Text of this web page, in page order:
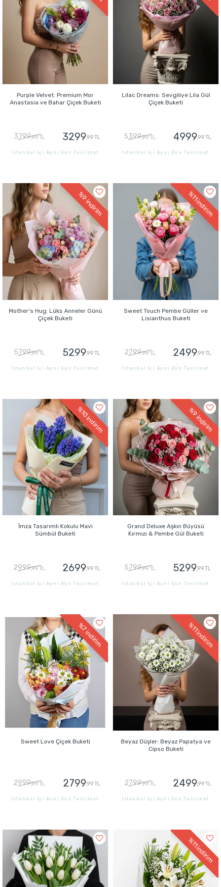
Purple Velvet: Premium Mor
Anastasia ve Bahar Çiçek Buketi
3799,99 TL 3299,99 TL
İstanbul İçi Aynı Gün Teslimat
Lilac Dreams: Sevgiliye Lila Gül
Çiçek Buketi
5399,99 TL 4999,99 TL
İstanbul İçi Aynı Gün Teslimat
%9
indirim
Mother's Hug: Lüks Anneler Günü
Çiçek Buketi
5799,99 TL 5299,99 TL
İstanbul İçi Aynı Gün Teslimat
%11
indirim
Sweet Touch Pembe Güller ve
Lisianthus Buketi
2799,99 TL 2499,99 TL
İstanbul İçi Aynı Gün Teslimat
%10
indirim
İmza Tasarımlı Kokulu Mavi
Sümbül Buketi
2999,99 TL 2699,99 TL
İstanbul İçi Aynı Gün Teslimat
%9
indirim
Grand Deluxe Aşkın Büyüsü
Kırmızı & Pembe Gül Buketi
5799,99 TL 5299,99 TL
İstanbul İçi Aynı Gün Teslimat
%7
indirim
Sweet Love Çiçek Buketi
2999,99 TL 2799,99 TL
İstanbul İçi Aynı Gün Teslimat
%11
indirim
Beyaz Düşler: Beyaz Papatya ve
Cipso Buketi
2799,99 TL 2499,99 TL
İstanbul İçi Aynı Gün Teslimat
%11
indirim